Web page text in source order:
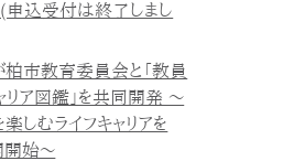
申込受付は終了しまし
市教育委員会と「教員
リア図鑑」を共同開発 ～
しむライフキャリアを
始～